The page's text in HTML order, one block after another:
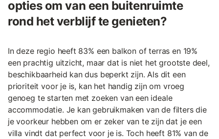
opties om van een buitenruimte
rond het verblijf te genieten?
In deze regio heeft 83% een balkon of terras en 19%
een prachtig uitzicht, maar dat is niet het grootste deel,
beschikbaarheid kan dus beperkt zijn. Als dit een
prioriteit voor je is, kan het handig zijn om vroeg
genoeg te starten met zoeken van een ideale
accommodatie. Je kan gebruikmaken van de filters die
je voorkeur hebben om er zeker van te zijn dat je een
villa vindt dat perfect voor je is. Toch heeft 81% van de